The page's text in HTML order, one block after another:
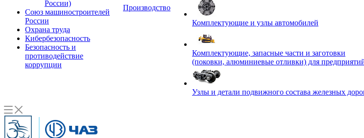
России)
Союз машиностроителей
России
Охрана труда
Кибербезопасность
Безопасность и
противодействие
коррупции
Производство
Комплектующие и узлы автомобилей
Комплектующие, запасные части и заготовки
(поковки, алюминиевые отливки) для
Узлы и детали подвижного состава железных